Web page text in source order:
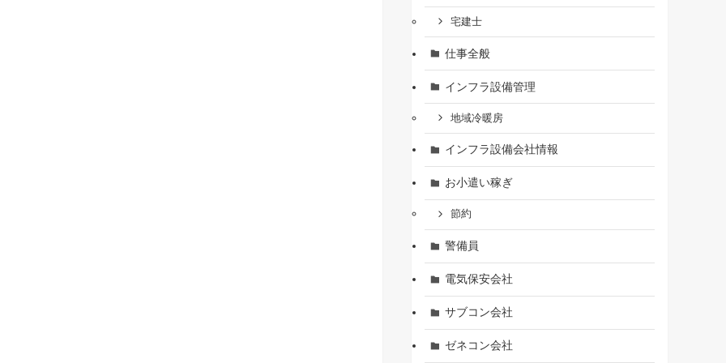
宅建士
仕事全般
インフラ設備管理
地域冷暖房
インフラ設備会社情報
お小遣い稼ぎ
節約
警備員
電気保安会社
サブコン会社
ゼネコン会社